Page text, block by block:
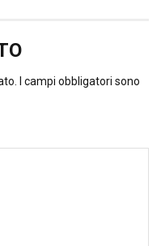
I campi obbligatori sono